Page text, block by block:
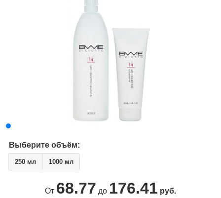
Выберите объём:
250 мл 1000 мл
От 68.77 до 176.41 руб.